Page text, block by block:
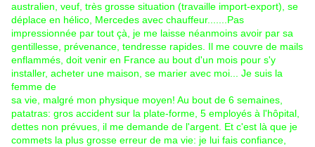
australien, veuf, très grosse situation (travaille import-export), se
déplace en hélico, Mercedes avec chauffeur.......Pas
impressionnée par tout çà, je me laisse néanmoins avoir par sa
gentillesse, prévenance, tendresse rapides. Il me couvre de mails
enflammés, doit venir en France au bout d'un mois pour s'y
installer, acheter une maison, se marier avec moi... Je suis la
femme de
sa vie, malgré mon physique moyen! Au bout de 6 semaines,
patatras: gros accident sur la plate-forme, 5 employés à l'hôpital,
dettes non prévues, il me demande de l'argent. Et c'est là que je
commets la plus grosse erreur de ma vie: je lui fais confiance,